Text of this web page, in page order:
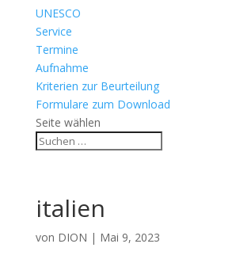
UNESCO
Service
Termine
Aufnahme
Kriterien zur Beurteilung
Formulare zum Download
Seite wählen
italien
von DION | Mai 9, 2023